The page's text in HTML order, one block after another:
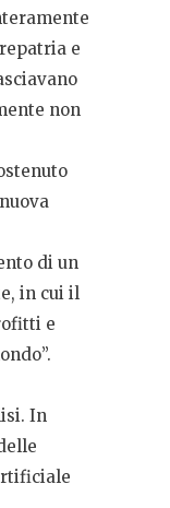
e
non
di un
in cui il
e
In